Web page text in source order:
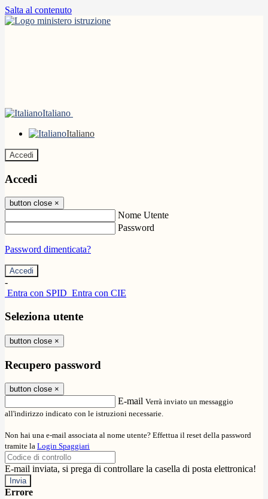
Salta al contenuto
Italiano
Italiano
Accedi
Accedi
button close ×
Nome Utente
Password
Password dimenticata?
-
Entra con SPID Entra con CIE
Seleziona utente
button close ×
Recupero password
button close ×
E-mail Verrà inviato un messaggio
all'indirizzo indicato con le istruzioni necessarie.
Non hai una e-mail associata al nome utente? Effettua il reset della password
tramite la Login Spaggiari
E-mail inviata, si prega di controllare la casella di posta elettronica!
Errore